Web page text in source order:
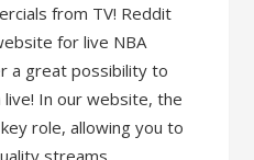
from TV! Reddit
for live NBA
a great possibility to
In our website, the
role, allowing you to
streams